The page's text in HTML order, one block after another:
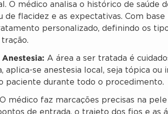
O médico analisa o histórico de saúde
de flacidez e as expectativas. Com base
personalizado, definindo os
Anestesia: A área a ser tratada é
aplica-se anestesia local, seja tópica ou
paciente durante todo o procedimento.
O médico faz marcações precisas na
de entrada, o trajeto dos fios e as